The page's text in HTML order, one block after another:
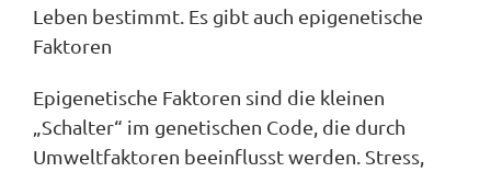
Leben bestimmt. Es gibt auch epigenetische
Faktoren
Epigenetische Faktoren sind die kleinen
„Schalter“ im genetischen Code, die durch
Umweltfaktoren beeinflusst werden. Stress,